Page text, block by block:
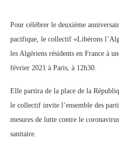
Pour célébrer le deuxième
pacifique, le collectif «Libérons
les Algériens résidents en France à
février 2021 à Paris, à 12h30.
Elle partira de la place de la
le collectif invite l’ensemble des
mesures de lutte contre le
sanitaire.